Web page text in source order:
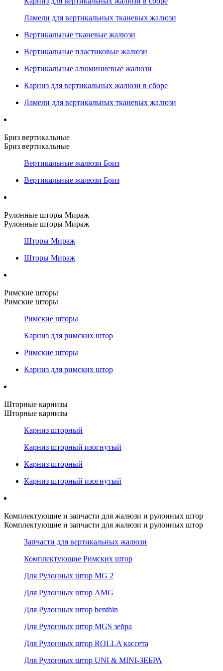
Ламели для вертикальных тканевых жалюзи
Вертикальные тканевые жалюзи
Вертикальные пластиковые жалюзи
Вертикальные алюминиевые жалюзи
Карниз для вертикальных жалюзи в сборе
Ламели для вертикальных тканевых жалюзи
Бриз вертикальные
Бриз вертикальные
Вертикальные жалюзи Бриз
Вертикальные жалюзи Бриз
Рулонные шторы Мираж
Рулонные шторы Мираж
Шторы Мираж
Шторы Мираж
Римские шторы
Римские шторы
Римские шторы
Карниз для римских штор
Римские шторы
Карниз для римских штор
Шторные карнизы
Шторные карнизы
Карниз шторный
Карниз шторный изогнутый
Карниз шторный
Карниз шторный изогнутый
Комплектующие и запчасти для жалюзи и рулонных штор
Комплектующие и запчасти для жалюзи и рулонных штор
Запчасти для вертикальных жалюзи
Комплектующие Римских штор
Для Рулонных штор MG 2
Для Рулонных штор AMG
Для Рулонных штор benthin
Для Рулонных штор MGS зебра
Для Рулонных штор ROLLA кассета
Для Рулонных штор UNI & MINI-ЗЕБРА